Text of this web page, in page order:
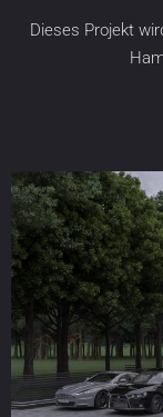
Dieses Projekt